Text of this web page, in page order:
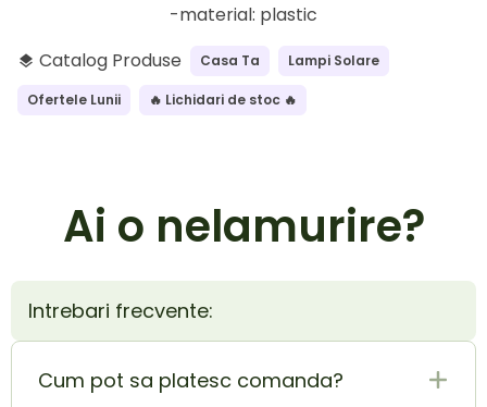
-material: plastic
layers Catalog Produse Casa Ta Lampi Solare
Ofertele Lunii 🔥 Lichidari de stoc 🔥
Ai o nelamurire?
Intrebari frecvente:
Cum pot sa platesc comanda?